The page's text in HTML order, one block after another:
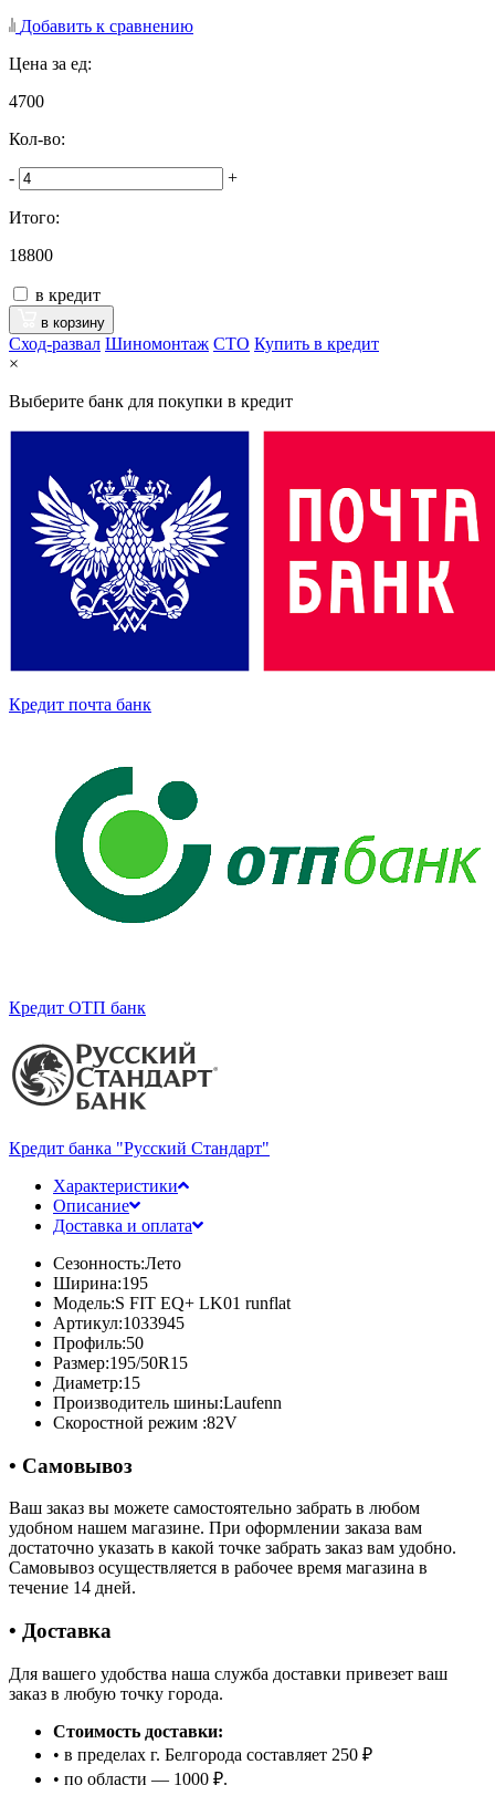
Добавить к сравнению
Цена за ед:
4700
Кол-во:
- +
Итого:
18800
в кредит
в корзину
Сход-развал Шиномонтаж CTO Купить в кредит
×
Выберите банк для покупки в кредит
Кредит почта банк
Кредит ОТП банк
Кредит банка "Русский Стандарт"
Характеристики
Описание
Доставка и оплата
Сезонность:Лето
Ширина:195
Модель:S FIT EQ+ LK01 runflat
Артикул:1033945
Профиль:50
Размер:195/50R15
Диаметр:15
Производитель шины:Laufenn
Скоростной режим :82V
• Самовывоз
Ваш заказ вы можете самостоятельно забрать в любом
удобном нашем магазине. При оформлении заказа вам
достаточно указать в какой точке забрать заказ вам удобно.
Самовывоз осуществляется в рабочее время магазина в
течение 14 дней.
• Доставка
Для вашего удобства наша служба доставки привезет ваш
заказ в любую точку города.
Стоимость доставки:
• в пределах г. Белгорода составляет 250 ₽
• по области — 1000 ₽.